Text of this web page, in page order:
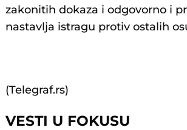
zakonitih dokaza i odgovorno i
nastavlja istragu protiv ostalih
(Telegraf.rs)
VESTI U FOKUSU